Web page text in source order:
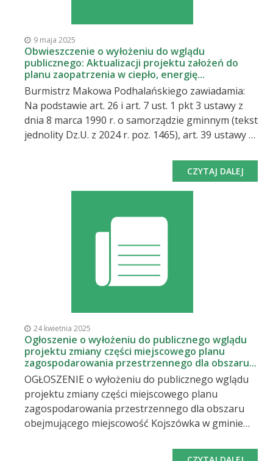
zm.) zawiadamiam o rozpoczęciu konsultacji
społecznych projektu zmiany części miejscowego
planu zagospodarowania przestrzennego dla
obszaru obejmującego miejscowość Juszczyn w
gminie Maków Podhalański wraz z uzasadnieniem
i prognozą oddziaływania na środowisko, które
9 maja 2025
Obwieszczenie o wyłożeniu do wglądu
publicznego: Aktualizacji projektu założeń do
planu zaopatrzenia w ciepło, energię...
Burmistrz Makowa Podhalańskiego zawiadamia:
Na podstawie art. 26 i art. 7 ust. 1 pkt 3 ustawy z
dnia 8 marca 1990 r. o samorządzie gminnym (tekst
jednolity Dz.U. z 2024 r. poz. 1465), art. 39 ustawy o
ochronie, udziale społeczeństwa w ochronie
środowiska oraz o ocenach oddziaływania na
środowisko (tekst jednolity Dz. U. z 2024 r. poz.
kwietnia 1997 r. Prawo energetyczne
(Dz.U. z 2024 r. poz. 266), o wyłożeniu do wglądu
planu zaopatrzenia w ciepło, energię
elektryczną i paliwa gazowe dla Gminy Maków
Powyższy dokument wyłożony jest do wglądu na
Dokument jest dostępny na stronie internetowej:
CZYTAJ DALEJ
24 kwietnia 2025
Ogłoszenie o wyłożeniu do publicznego wglądu
projektu zmiany części miejscowego planu
zagospodarowania przestrzennego dla obszaru...
OGŁOSZENIE o wyłożeniu do publicznego wglądu
projektu zmiany części miejscowego planu
zagospodarowania przestrzennego dla obszaru
obejmującego miejscowość Kojszówka w gminie
prognozą oddziaływania na środowisko Na